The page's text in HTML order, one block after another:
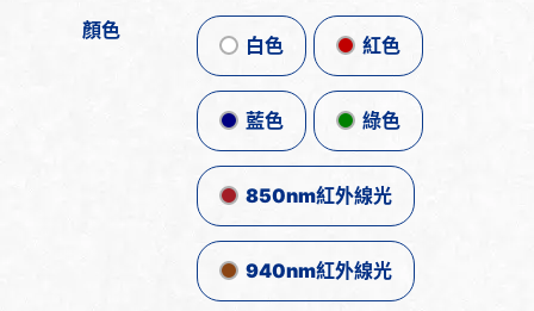
顏色
白色 紅色
藍色 綠色
850nm紅外線光
940nm紅外線光